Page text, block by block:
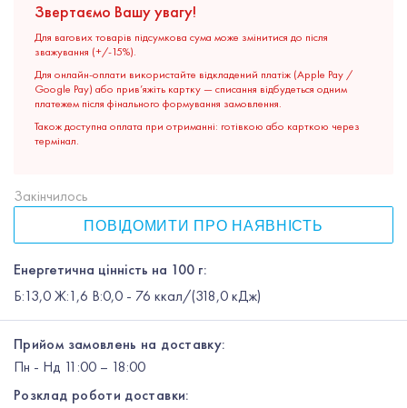
Звертаємо Вашу увагу!
Для вагових товарів підсумкова сума може змінитися до після
зважування (+/-15%).
Для онлайн-оплати використайте відкладений платіж (Apple Pay /
Google Pay) або прив’яжіть картку — списання відбудеться одним
платежем після фінального формування замовлення.
Також доступна оплата при отриманні: готівкою або карткою через
термінал.
Енергетична цінність на 100 г:
Б:13,0 Ж:1,6 В:0,0 - 76 ккал/(318,0 кДж)
Закінчилось
ПОВІДОМИТИ ПРО НАЯВНІСТЬ
Прийом замовлень на доставку:
Пн - Нд 11:00 – 18:00
Розклад роботи доставки: